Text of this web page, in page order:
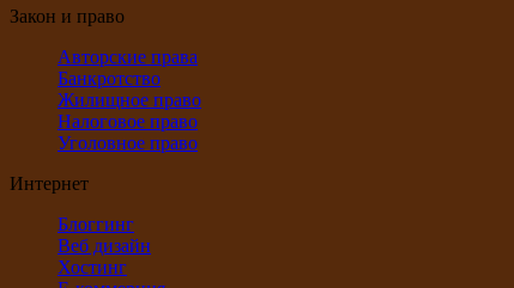
Закон и право
Авторские права
Банкротство
Жилищное право
Налоговое право
Уголовное право
Интернет
Блоггинг
Веб дизайн
Хостинг